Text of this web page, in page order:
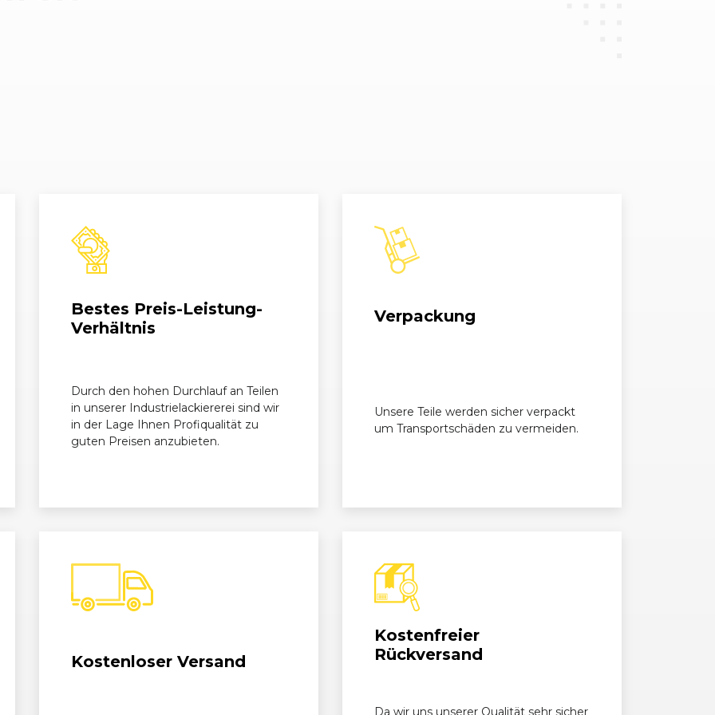
Bestes Preis-Leistung-
Verhältnis
Durch den hohen Durchlauf an Teilen
in unserer Industrielackiererei sind wir
in der Lage Ihnen Profiqualität zu
guten Preisen anzubieten.
Verpackung
Unsere Teile werden sicher verpackt
um Transportschäden zu vermeiden.
Kostenloser Versand
Kostenfreier
Rückversand
Da wir uns unserer Qualität sehr sicher